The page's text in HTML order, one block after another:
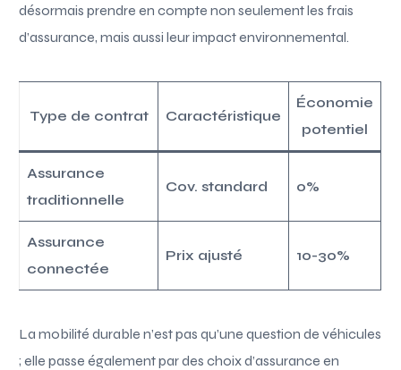
désormais prendre en compte non seulement les frais
d’assurance, mais aussi leur impact environnemental.
Type de contrat Caractéristique
Économie
potentiel
Assurance
traditionnelle
Cov. standard 0%
Assurance
connectée
Prix ajusté 10-30%
La mobilité durable n’est pas qu’une question de véhicules
; elle passe également par des choix d’assurance en